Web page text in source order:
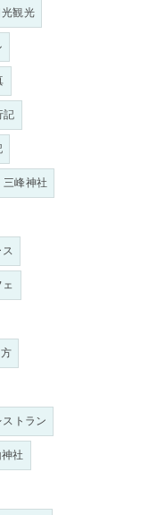
光観光
記
三峰神社
ストラン
社